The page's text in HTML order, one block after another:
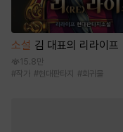
소설 김 대표의 리라이프
15.8만
#작가 #현대판타지 #회귀물